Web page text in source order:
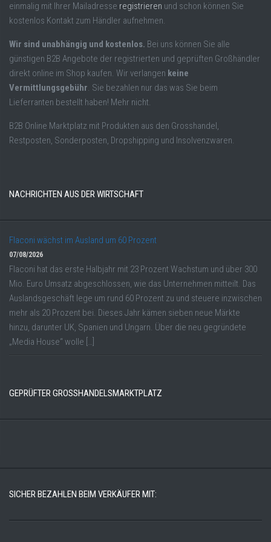
einmalig mit Ihrer Mailadresse registrieren und schon können Sie
kostenlos Kontakt zum Händler aufnehmen.
Wir sind unabhängig und kostenlos. Bei uns können Sie alle
günstigen B2B Angebote der registrierten und geprüften Großhändler
direkt online im Shop kaufen. Wir verlangen keine
Vermittlungsgebühr. Sie bezahlen nur das was Sie beim
Lieferranten bestellt haben! Mehr nicht.
B2B Online Marktplatz mit Produkten aus den Grosshandel,
Restposten, Sonderposten, Dropshipping und Insolvenzwaren.
NACHRICHTEN AUS DER WIRTSCHAFT
Flaconi wächst im Ausland um 60 Prozent
07/08/2026
Flaconi hat das erste Halbjahr mit 23 Prozent Wachstum und über 300
Mio. Euro Umsatz abgeschlossen, wie das Unternehmen mitteilt. Das
Auslandsgeschäft lege um rund 60 Prozent zu und steuere inzwischen
mehr als 20 Prozent bei. Dieses Jahr kämen sieben neue Märkte
hinzu, darunter UK, Spanien und Ungarn. Über die neu gegründete
„Media House“ wolle […]
GEPRÜFTER GROSSHANDELSMARKTPLATZ
SICHER BEZAHLEN BEIM VERKÄUFER MIT: